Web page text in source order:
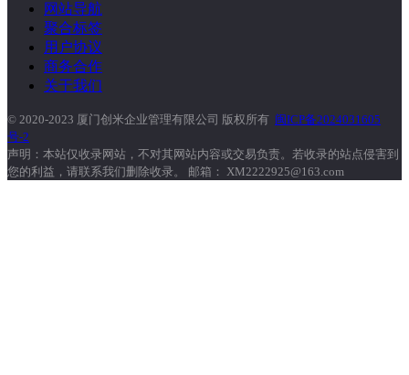
网站导航
聚合标签
用户协议
商务合作
关于我们
© 2020-2023 厦门创米企业管理有限公司 版权所有 闽ICP备2024031605
号-2
声明：本站仅收录网站，不对其网站内容或交易负责。若收录的站点侵害到
您的利益，请联系我们删除收录。 邮箱： XM2222925@163.com